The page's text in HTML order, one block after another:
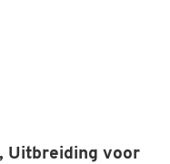
Uitbreiding voor